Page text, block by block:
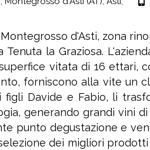
d'Asti, zona
la Graziosa.
vitata di 16 ettari,
forniscono alla vite un
Davide e Fabio, li
generando grandi vini
punto degustazione e
dei migliori